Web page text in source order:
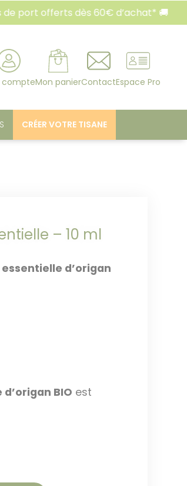
offerts dès 60€ d’achat* 🚚
compteMon panierContactEspace Pro
CRÉER VOTRE TISANE
– 10 ml
d’origan
BIO est